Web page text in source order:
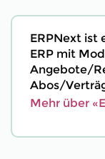
ERPNext ist
ERP mit
Angebote/
Abos/
Mehr über